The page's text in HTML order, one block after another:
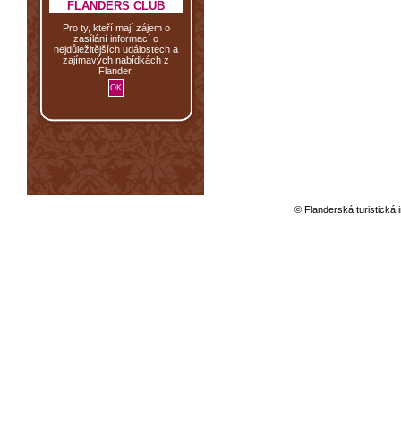
FLANDERS CLUB
Pro ty, kteří mají zájem o
zasílání informací o
nejdůležitějších událostech a
zajímavých nabídkách z
Flander.
© Flanderská turistická